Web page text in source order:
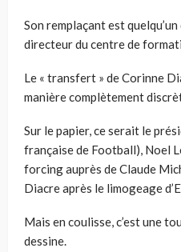
Son remplaçant est
directeur du centre de
Le « transfert » de Corinne
manière complètement
Sur le papier, ce serait le
française de Football), Noel
forcing auprès de Claude
Diacre après le limogeage
Mais en coulisse, c’est une
dessine.